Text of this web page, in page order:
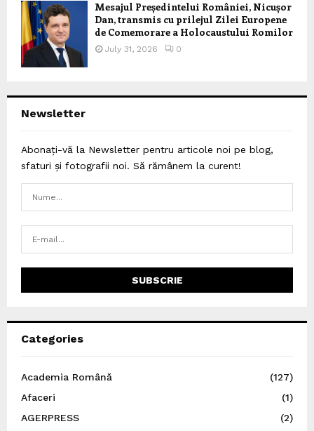
Mesajul Președintelui României, Nicușor
Dan, transmis cu prilejul Zilei Europene
de Comemorare a Holocaustului Romilor
July 31, 2026 0
Newsletter
Abonați-vă la Newsletter pentru articole noi pe blog,
sfaturi și fotografii noi. Să rămânem la curent!
Categories
Academia Română
(127)
Afaceri
(1)
AGERPRESS
(2)